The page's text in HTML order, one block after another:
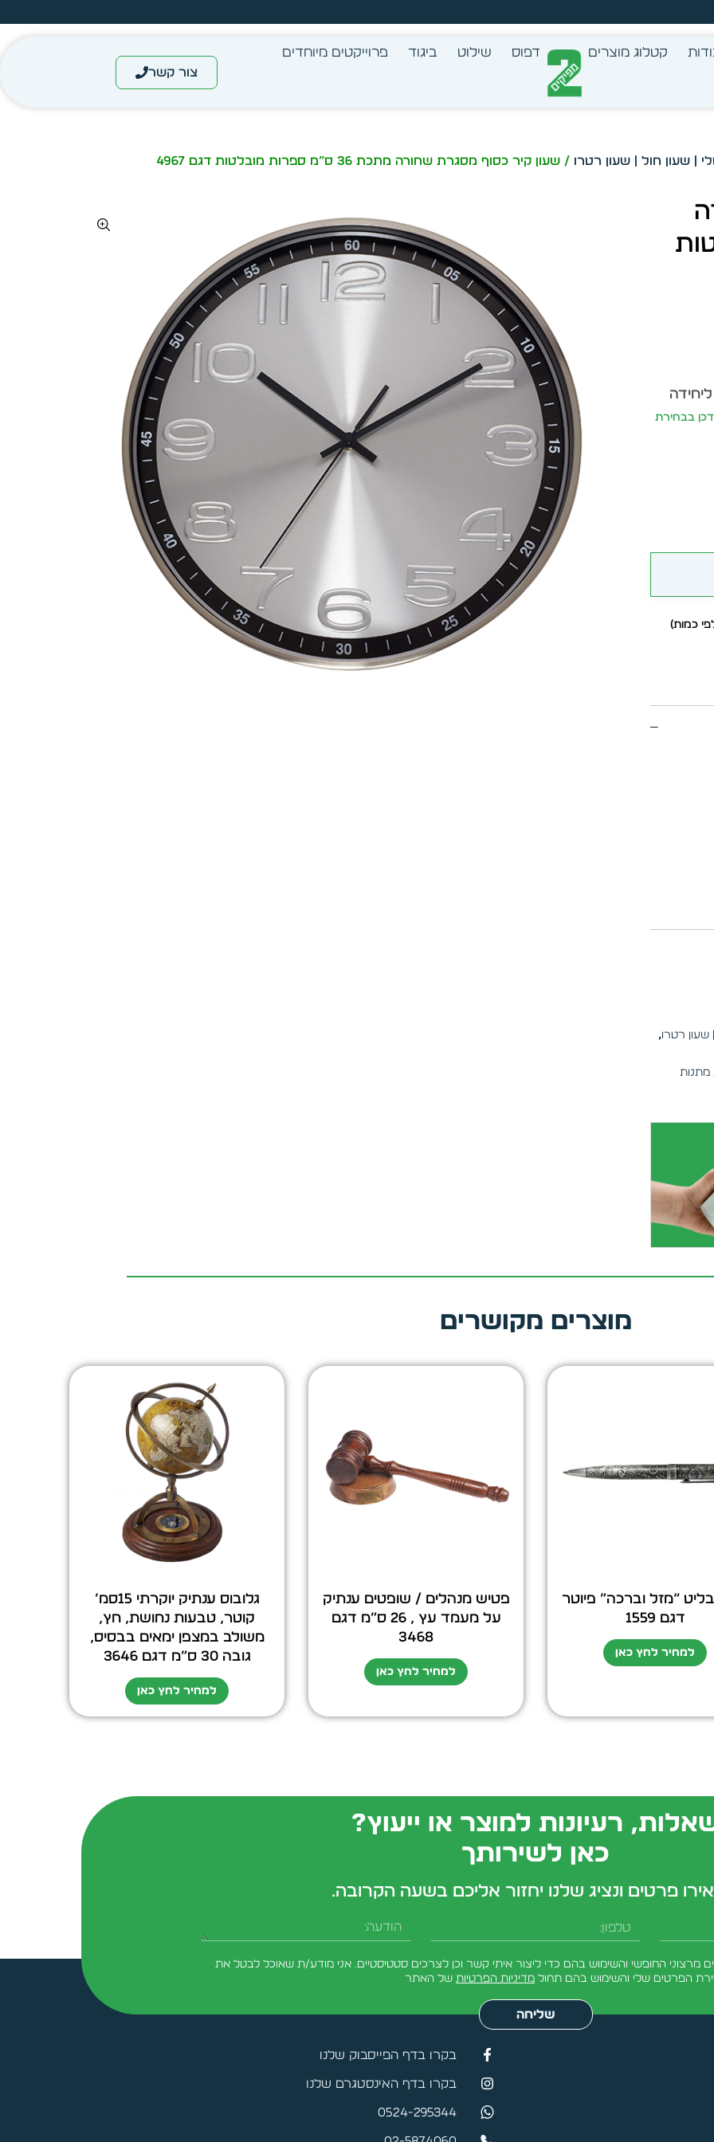
מיידית מתוך מלאי קיים
עצב בעצמך - הכן הדמייה לכל פריט בקלות
קטלוג מוצרים דפוס שילוט ביגוד פרוייקטים מיוחדים
צור קשר
| שעון חול | שעון רטרו / שעון קיר כסוף מסגרת שחורה מתכת 36 ס”מ ספרות מובלטות דגם 4967
יתעדכן בבחירת
כמות)
שעון רטרו,
מתנות
מוצרים מקושרים
“מזל וברכה” פיוטר
דגם 1559
למחיר לחץ כאן
פטיש מנהלים / שופטים ענתיק
על מעמד עץ , 26 ס”מ דגם
3468
למחיר לחץ כאן
גלובוס ענתיק יוקרתי 15סמ’
קוטר, טבעות נחושת, חץ,
משולב במצפן ימאים בבסיס,
גובה 30 ס”מ דגם 3646
למחיר לחץ כאן
רעיונות למוצר או ייעוץ?
כאן לשירותך
פרטים ונציג שלנו יחזור אליכם בשעה הקרובה.
טלפון הודעה
החופשי והשימוש בהם כדי ליצור איתי קשר וכן לצרכים סטטיסטיים. אני מודע/ת שאוכל לבטל את
הפרטים שלי והשימוש בהם תחול מדיניות הפרטיות של האתר
שליחה
בקרו בדף הפייסבוק שלנו
בקרו בדף האינסטגרם שלנו
0524-295344